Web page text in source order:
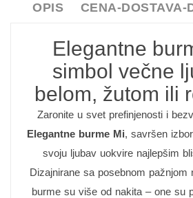
OPIS CENA-DOSTAVA-
Elegantne
simbol večne
belom, žutom ili
Zaronite u svet prefinjenosti i
Elegantne burme Mi, savršen
svoju ljubav uokvire najlepšim
Dizajnirane sa posebnom pažnjom
burme su više od nakita – one su